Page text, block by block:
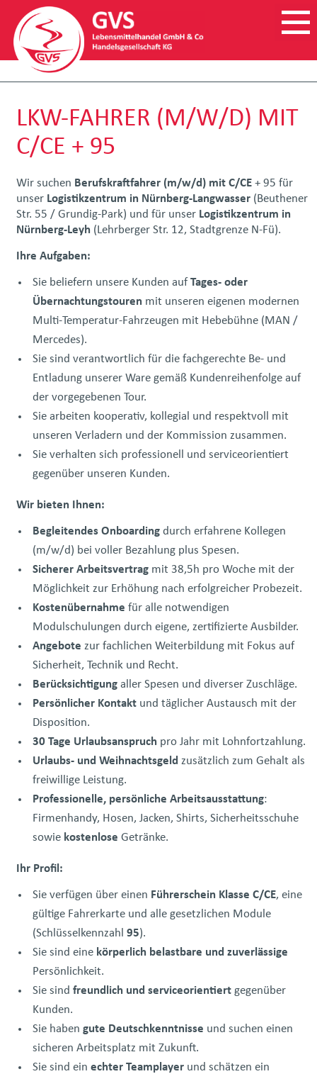
LKW-FAHRER (M/W/D) MIT
C/CE + 95
Wir suchen Berufskraftfahrer (m/w/d) mit C/CE + 95 für
unser Logistikzentrum in Nürnberg-Langwasser (Beuthener
Str. 55 / Grundig-Park) und für unser Logistikzentrum in
Nürnberg-Leyh (Lehrberger Str. 12, Stadtgrenze N-Fü).
Ihre Aufgaben:
Sie beliefern unsere Kunden auf Tages- oder
Übernachtungstourenmit unseren eigenen modernen
Multi-Temperatur-Fahrzeugen mit Hebebühne (MAN /
Mercedes).
Sie sind verantwortlich für die fachgerechte Be- und
Entladung unserer Ware gemäß Kundenreihenfolge auf
der vorgegebenen Tour.
Sie arbeiten kooperativ, kollegial und respektvoll mit
unseren Verladern und der Kommission zusammen.
Sie verhalten sich professionell und serviceorientiert
gegenüber unseren Kunden.
Wir bieten Ihnen:
Begleitendes Onboardingdurch erfahrene Kollegen
(m/w/d) bei voller Bezahlung plus Spesen.
Sicherer Arbeitsvertragmit 38,5h pro Woche mit der
Möglichkeit zur Erhöhung nach erfolgreicher Probezeit.
Kostenübernahme für alle notwendigen
Modulschulungen durch eigene, zertifizierte Ausbilder.
Angebote zur fachlichen Weiterbildung mit Fokus auf
Sicherheit, Technik und Recht.
Berücksichtigungaller Spesen und diverser Zuschläge.
Persönlicher Kontakt und täglicher Austausch mit der
Disposition.
30 Tage Urlaubsanspruch pro Jahr mit Lohnfortzahlung.
Urlaubs- und Weihnachtsgeld zusätzlich zum Gehalt als
freiwillige Leistung.
Professionelle, persönliche Arbeitsausstattung:
Firmenhandy, Hosen, Jacken, Shirts, Sicherheitsschuhe
sowie kostenlose Getränke.
Ihr Profil:
Sie verfügen über einen Führerschein Klasse C/CE, eine
gültige Fahrerkarte und alle gesetzlichen Module
(Schlüsselkennzahl 95).
Sie sind eine körperlich belastbare und zuverlässige
Persönlichkeit.
Sie sind freundlich und serviceorientiertgegenüber
Kunden.
Sie haben gute Deutschkenntnisse und suchen einen
sicheren Arbeitsplatz mit Zukunft.
Sie sind ein echter Teamplayerund schätzen ein